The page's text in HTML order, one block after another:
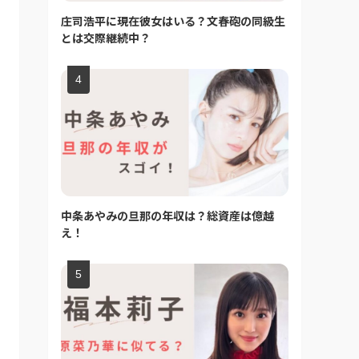
庄司浩平に現在彼女はいる？文春砲の同級生
とは交際継続中？
中条あやみの旦那の年収は？総資産は億越
え！